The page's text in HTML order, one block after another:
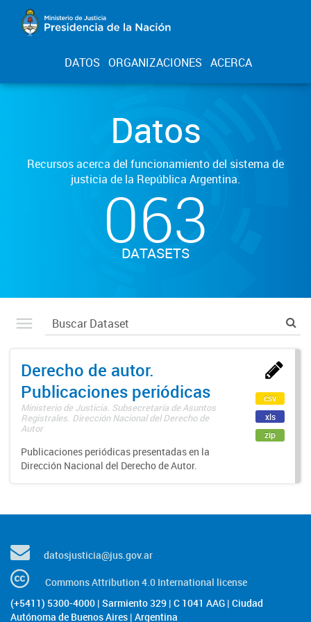
DATOS ORGANIZACIONES ACERCA
Datos
Recursos acerca del funcionamiento del sistema de
justicia de la República Argentina.
063
DATASETS
Derecho de autor.
Publicaciones periódicas
Ministerio de Justicia. Subsecretaría de Asuntos
Registrales. Dirección Nacional del Derecho de
Autor
Publicaciones periódicas presentadas en la
Dirección Nacional del Derecho de Autor.
csv
xls
zip
datosjusticia@jus.gov.ar
Commons Attribution 4.0 International license
(+5411) 5300-4000 | Sarmiento 329 | C 1041 AAG | Ciudad
Autónoma de Buenos Aires | Argentina